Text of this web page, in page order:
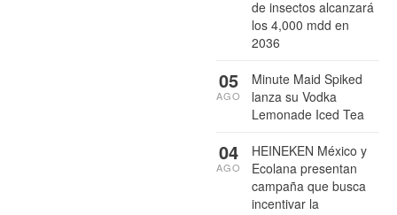
de insectos alcanzará
los 4,000 mdd en
2036
Minute Maid Spiked
lanza su Vodka
Lemonade Iced Tea
05
AGO
HEINEKEN México y
Ecolana presentan
campaña que busca
incentivar la
04
AGO